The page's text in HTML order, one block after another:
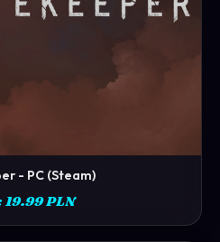
→
- PC (Steam)
19.99 PLN